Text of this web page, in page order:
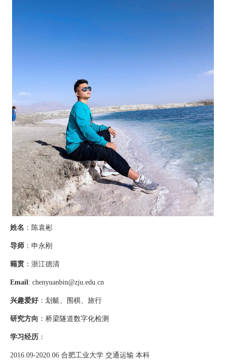
姓名 ：陈袁彬
导师 ：申永刚
籍贯 ：浙江德清
Email: chenyuanbin@zju.edu.cn
兴趣爱好 ：划艇、围棋、旅行
研究方向 ：桥梁隧道数字化检测
学习经历 ：
2016.09-2020.06 合肥工业大学 交通运输 本科